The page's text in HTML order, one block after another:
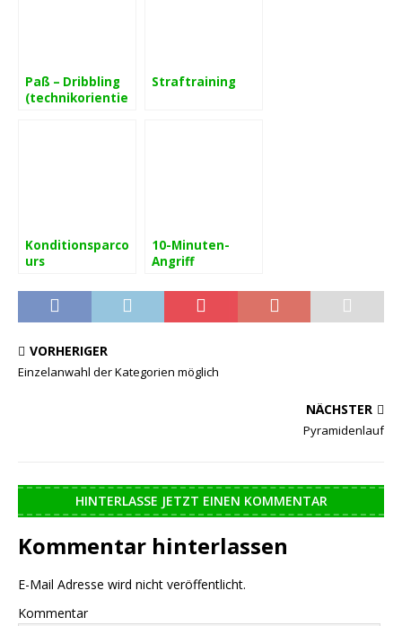
Paß – Dribbling
(technikorientie
Straftraining
Konditionsparco
urs
mit / ohne Ball)
10-Minuten-
Angriff
VORHERIGER
Einzelanwahl der Kategorien möglich
NÄCHSTER
Pyramidenlauf
HINTERLASSE JETZT EINEN KOMMENTAR
Kommentar hinterlassen
E-Mail Adresse wird nicht veröffentlicht.
Kommentar